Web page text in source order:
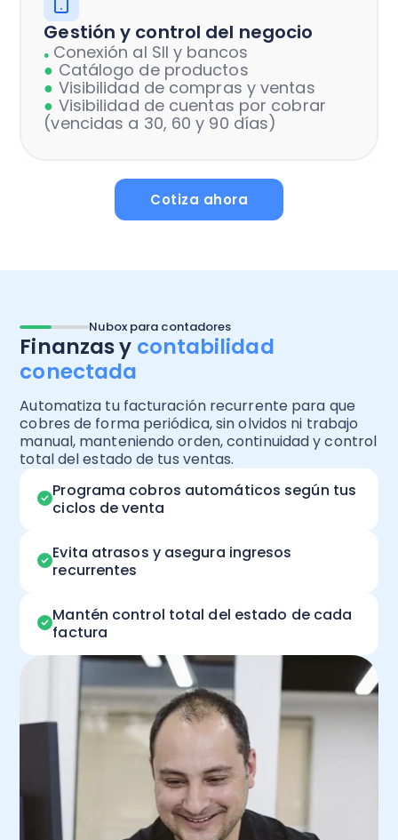
Gestión y control del negocio
● Conexión al SII y bancos
● Catálogo de productos
● Visibilidad de compras y ventas
● Visibilidad de cuentas por cobrar
(vencidas a 30, 60 y 90 días)
Cotiza ahora
Nubox para contadores
Finanzas y contabilidad
conectada
Automatiza tu facturación recurrente para que
cobres de forma periódica, sin olvidos ni trabajo
manual, manteniendo orden, continuidad y control
total del estado de tus ventas.
Programa cobros automáticos según tus
ciclos de venta
Evita atrasos y asegura ingresos
recurrentes
Mantén control total del estado de cada
factura